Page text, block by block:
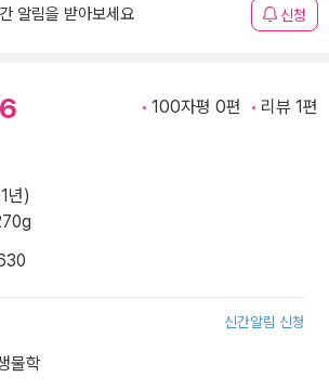
알림을 받아보세요 신청
6 100자평 0편 리뷰 1편
년)
신간알림 신청
물학